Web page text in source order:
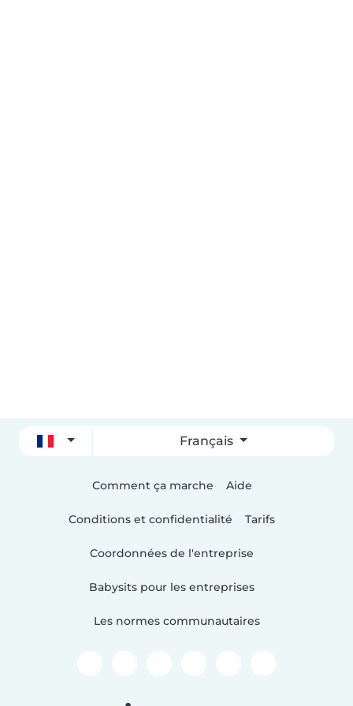
Français
Comment ça marche Aide
Conditions et confidentialité Tarifs
Coordonnées de l'entreprise
Babysits pour les entreprises
Les normes communautaires